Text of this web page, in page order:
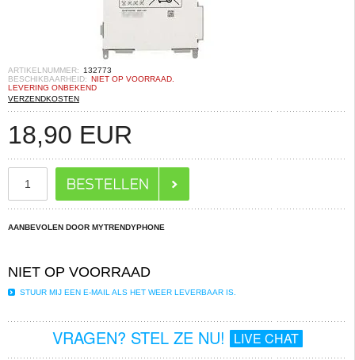
ARTIKELNUMMER:
132773
BESCHIKBAARHEID: NIET OP VOORRAAD.
LEVERING ONBEKEND
VERZENDKOSTEN
18,90 EUR
AANBEVOLEN DOOR MYTRENDYPHONE
NIET OP VOORRAAD
STUUR MIJ EEN E-MAIL ALS HET WEER LEVERBAAR IS.
VRAGEN? STEL ZE NU! LIVE CHAT